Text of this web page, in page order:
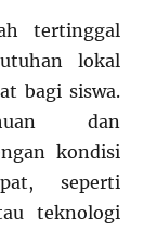
tertinggal
lokal
bagi siswa.
dan
kondisi
seperti
teknologi